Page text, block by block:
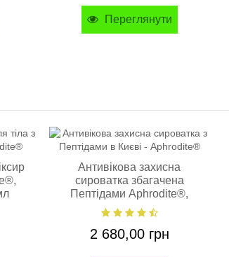
Переглянути
Антивікова захисна
сироватка збагачена
Пептідами Aphrodite®,
натуральна, 30 мл
2 680,00 грн